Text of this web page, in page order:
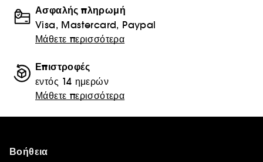
Ασφαλής πληρωμή
Visa, Mastercard, Paypal
Μάθετε περισσότερα
Επιστροφές
εντός 14 ημερών
Μάθετε περισσότερα
Βοήθεια